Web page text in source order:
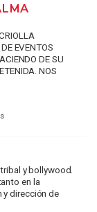
EVENTOS
DE SU
NOS
y bollywood.
en la
y dirección de